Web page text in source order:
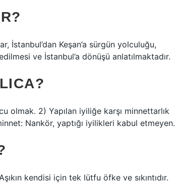
İstanbul’dan Keşan’a sürgün yolculuğu,
ve İstanbul’a dönüşü anlatılmaktadır.
olmak. 2) Yapılan iyiliğe karşı minnettarlık
Nankör, yaptığı iyilikleri kabul etmeyen.
kendisi için tek lütfu öfke ve sıkıntıdır.